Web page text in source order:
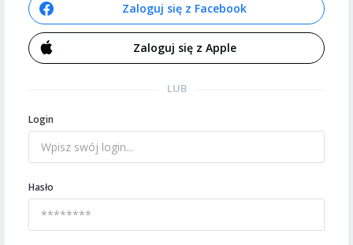
Zaloguj się z Facebook
Zaloguj się z Apple
LUB
Login
Hasło